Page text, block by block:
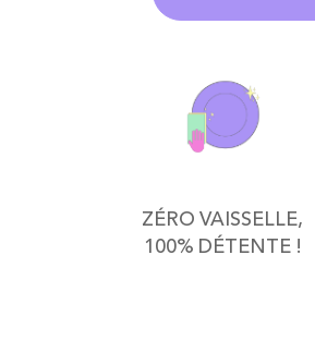
ZÉRO VAISSELLE,
100% DÉTENTE !